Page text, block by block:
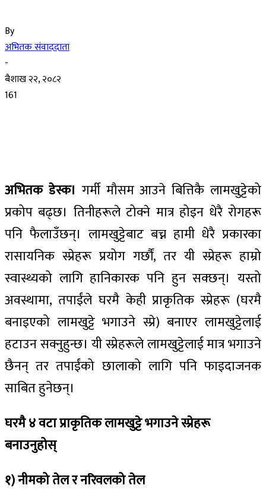
By
अभितक संवाददाता
-
बैशाख २२, २०८२
161
अभितक डेस्क। गर्मी मौसम आउने बित्तिकै लामखुट्टेको
प्रकोप बढ्छ। तिनीहरूले टोक्ने मात्र होइन धेरै रोगहरू
पनि फैलाउँछन्। लामखुट्टेबाट बच्न हामी धेरै प्रकारका
रासायनिक स्प्रेहरू प्रयोग गर्छौं, तर यी स्प्रेहरू हाम्रो
स्वास्थ्यको लागि हानिकारक पनि हुन सक्छन्। यस्तो
अवस्थामा, तपाईंले घरमै केही प्राकृतिक स्प्रेहरू (घरमै
बनाइएको लामखुट्टे भगाउने स्प्रे) बनाएर लामखुट्टेलाई
हटाउन सक्नुहुन्छ। यी स्प्रेहरूले लामखुट्टेलाई मात्र भगाउने
छैनन् तर तपाईंको छालाको लागि पनि फाइदाजनक
साबित हुनेछन्।
घरमै४वटाप्राकृतिकलामखुट्टेभगाउनेस्प्रेहरू
बनाउनुहोस्
१)नीमकोतेलरनरिवलकोतेल